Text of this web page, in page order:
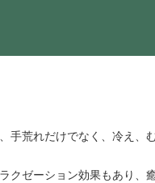
荒れだけでなく、冷え、
ゼーション効果もあり、